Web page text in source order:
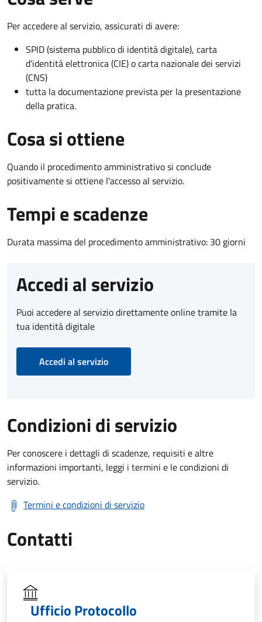
Per accedere al servizio, assicurati di avere:
SPID (sistema pubblico di identità digitale), carta
d’identità elettronica (CIE) o carta nazionale dei servizi
(CNS)
tutta la documentazione prevista per la presentazione
della pratica.
Cosa si ottiene
Quando il procedimento amministrativo si conclude
positivamente si ottiene l'accesso al servizio.
Tempi e scadenze
Durata massima del procedimento amministrativo: 30 giorni
Accedi al servizio
Puoi accedere al servizio direttamente online tramite la
tua identità digitale
Accedi al servizio
Condizioni di servizio
Per conoscere i dettagli di scadenze, requisiti e altre
informazioni importanti, leggi i termini e le condizioni di
servizio.
Termini e condizioni di servizio
Contatti
Ufficio Protocollo